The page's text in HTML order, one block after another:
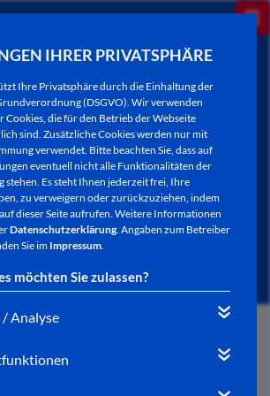
IHRER PRIVATSPHÄRE
Ihre Privatsphäre durch die Einhaltung der
(DSGVO). Wir verwenden
Cookies, die für den Betrieb der Webseite
sind. Zusätzliche Cookies werden nur mit
verwendet. Bitte beachten Sie, dass auf
eventuell nicht alle Funktionalitäten der
stehen. Es steht Ihnen jederzeit frei, Ihre
zu verweigern oder zurückzuziehen, indem
dieser Seite aufrufen. Weitere Informationen
Datenschutzerklärung. Angaben zum Betreiber
Sie im Impressum.
möchten Sie zulassen?
Analyse
HINTERGRUND